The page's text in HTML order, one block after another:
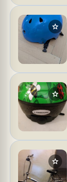
star
star
star